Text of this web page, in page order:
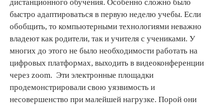
дистанционного обучения. Особенно сложно было
быстро адаптироваться в первую неделю учебы. Если
обобщить, то компьютерными технологиями неважно
владеют как родители, так и учителя с учениками. У
многих до этого не было необходимости работать на
цифровых платформах, выходить в видеоконференции
через zoom. Эти электронные площадки
продемонстрировали свою уязвимость и
несовершенство при малейшей нагрузке. Порой они